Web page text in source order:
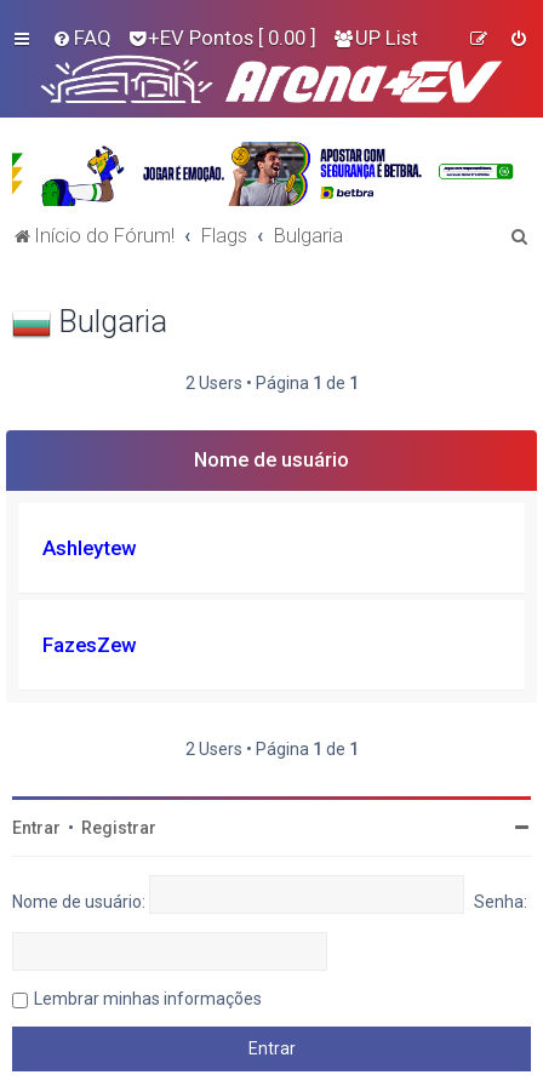
FAQ +EV Pontos [ 0.00 ] UP List
Início do Fórum! Flags Bulgaria
s
Bulgaria
2 Users • Página 1 de 1
Nome de usuário
Ashleytew
FazesZew
2 Users • Página 1 de 1
Entrar • Registrar
Nome de usuário: Senha:
Lembrar minhas informações